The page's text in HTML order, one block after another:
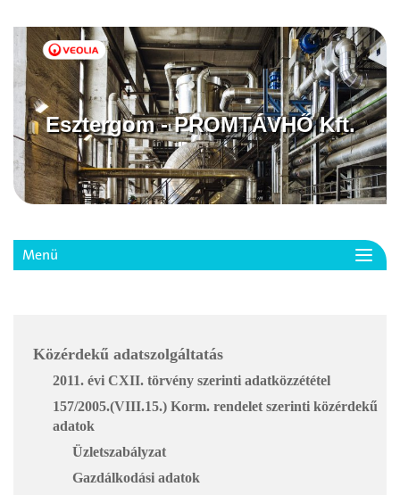
Esztergom - PROMTÁVHŐ Kft.
Menü
Közérdekű adatszolgáltatás
2011. évi CXII. törvény szerinti adatközzététel
157/2005.(VIII.15.) Korm. rendelet szerinti közérdekű
adatok
Üzletszabályzat
Gazdálkodási adatok